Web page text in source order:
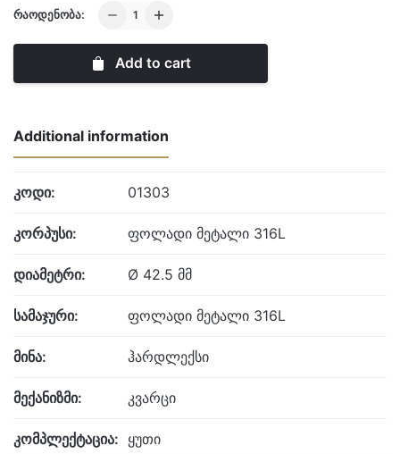
ᲠᲐᲝᲓᲔᲜᲝᲑᲐ:
RL
Chronograph
Add to cart
Additional information
კოდი: 01303
კორპუსი: ფოლადი მეტალი 316L
დიამეტრი: Ø 42.5 მმ
სამაჯური: ფოლადი მეტალი 316L
მინა: ჰარდლექსი
მექანიზმი: კვარცი
კომპლექტაცია: ყუთი